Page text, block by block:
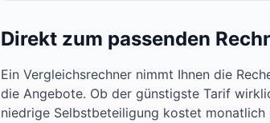
Direkt zum passenden
Ein Vergleichsrechner nimmt Ihnen die
die Angebote. Ob der günstigste Tarif
niedrige Selbstbeteiligung kostet